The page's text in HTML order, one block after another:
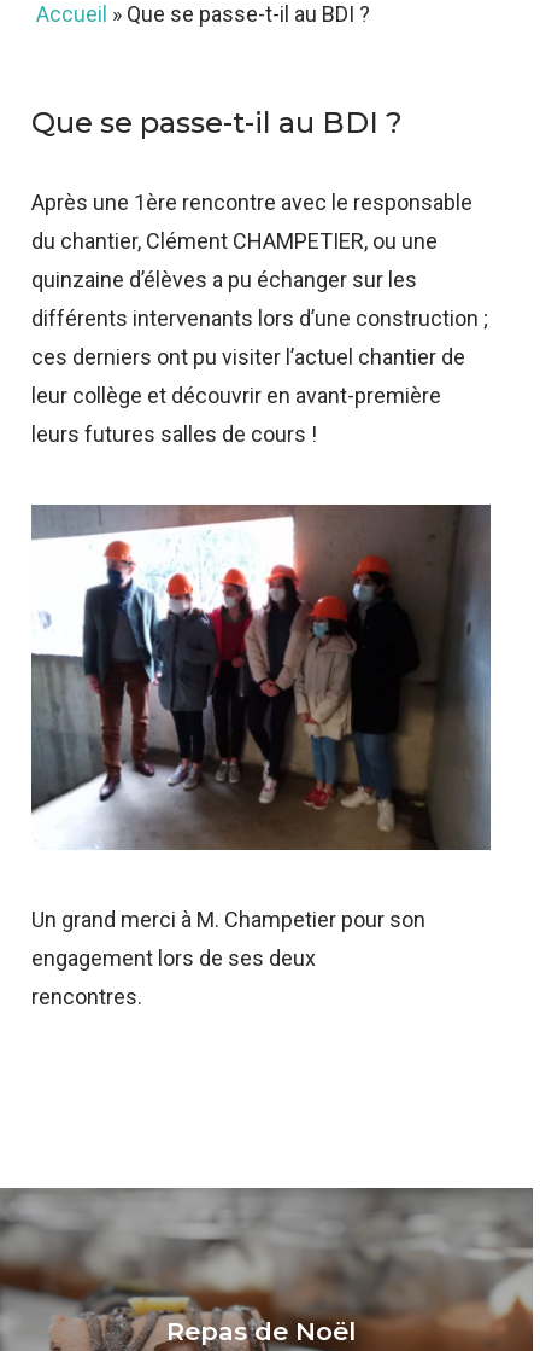
Accueil » Que se passe-t-il au BDI ?
Que se passe-t-il au BDI ?
Après une 1ère rencontre avec le responsable
du chantier, Clément CHAMPETIER, ou une
quinzaine d’élèves a pu échanger sur les
différents intervenants lors d’une construction ;
ces derniers ont pu visiter l’actuel chantier de
leur collège et découvrir en avant-première
leurs futures salles de cours !
Un grand merci à M. Champetier pour son
engagement lors de ses deux
rencontres.
Repas de Noël